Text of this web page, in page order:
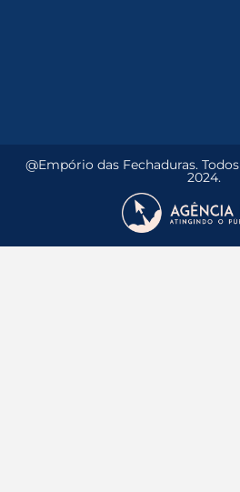
@Empório das Fechaduras.
2024.